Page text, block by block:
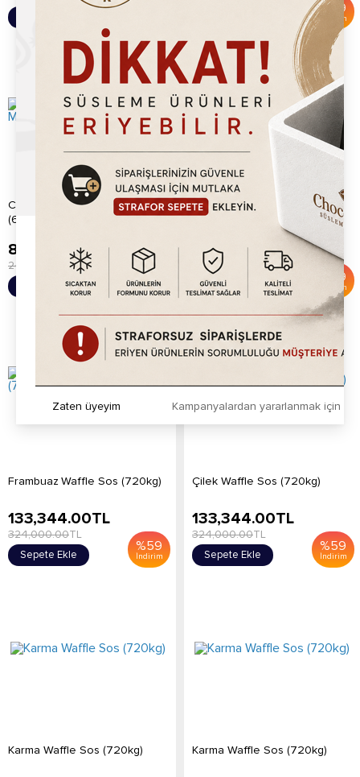
% 59
İndirim
Chocoworld Süper Waffle Mix
(648kg)
%66
İndirim
83,721.00TL
243,000.00 TL
Sepete Ekle
Karamel Waffle Sos (720kg)
59
İndirim
133,344.00TL
324,000.00 TL
Sepete Ekle
Frambuaz Waffle Sos (720kg)
%59
İndirim
133,344.00TL
324,000.00TL
Sepete Ekle
Çilek Waffle Sos (720kg)
%59
İndirim
133,344.00TL
324,000.00TL
Sepete Ekle
Karma Waffle Sos (720kg) Karma Waffle Sos (720kg)
Kampanyalardan yararlanmak için
Zaten üyeyim